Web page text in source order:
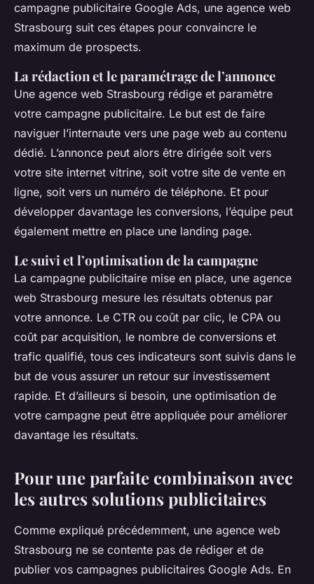
campagne publicitaire Google Ads, une agence web
Strasbourg suit ces étapes pour convaincre le
maximum de prospects.
La rédaction et le paramétrage de l’annonce
Une agence web Strasbourg rédige et paramètre
votre campagne publicitaire. Le but est de faire
naviguer l’internaute vers une page web au contenu
dédié. L’annonce peut alors être dirigée soit vers
votre site internet vitrine, soit votre site de vente en
ligne, soit vers un numéro de téléphone. Et pour
développer davantage les conversions, l’équipe peut
également mettre en place une landing page.
Le suivi et l’optimisation de la campagne
La campagne publicitaire mise en place, une agence
web Strasbourg mesure les résultats obtenus par
votre annonce. Le CTR ou coût par clic, le CPA ou
coût par acquisition, le nombre de conversions et
trafic qualifié, tous ces indicateurs sont suivis dans le
but de vous assurer un retour sur investissement
rapide. Et d’ailleurs si besoin, une optimisation de
votre campagne peut être appliquée pour améliorer
davantage les résultats.
Pour une parfaite combinaison avec
les autres solutions publicitaires
Comme expliqué précédemment, une agence web
Strasbourg ne se contente pas de rédiger et de
publier vos campagnes publicitaires Google Ads. En